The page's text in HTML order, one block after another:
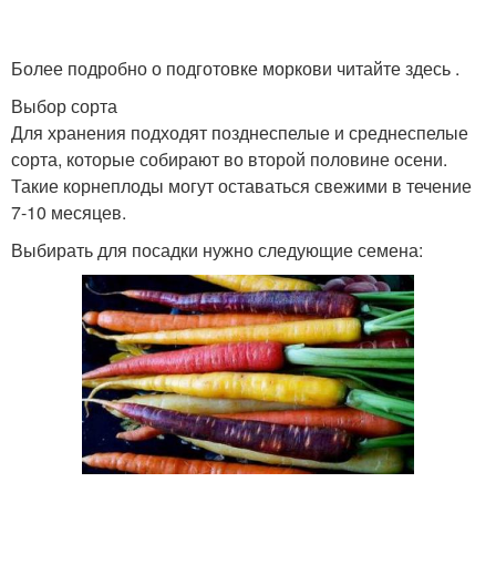
Хранения в подвале
хранению
хранением
Варианты для хранения
Более подробно о подготовке моркови читайте здесь .
Выбор сорта
Для хранения подходят позднеспелые и среднеспелые
сорта, которые собирают во второй половине осени.
Такие корнеплоды могут оставаться свежими в течение
7-10 месяцев.
Выбирать для посадки нужно следующие семена: